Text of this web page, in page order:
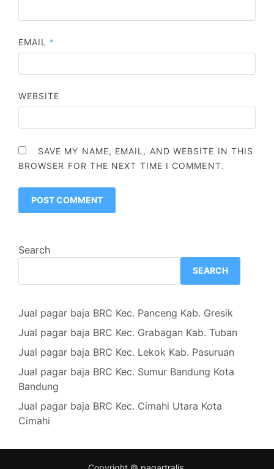
EMAIL *
WEBSITE
SAVE MY NAME, EMAIL, AND WEBSITE IN THIS
BROWSER FOR THE NEXT TIME I COMMENT.
Search
SEARCH
Jual pagar baja BRC Kec. Panceng Kab. Gresik
Jual pagar baja BRC Kec. Grabagan Kab. Tuban
Jual pagar baja BRC Kec. Lekok Kab. Pasuruan
Jual pagar baja BRC Kec. Sumur Bandung Kota
Bandung
Jual pagar baja BRC Kec. Cimahi Utara Kota
Cimahi